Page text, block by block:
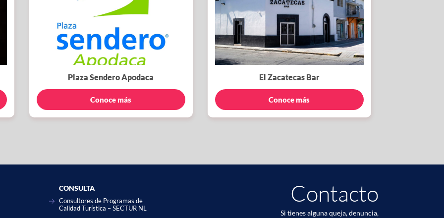
Plaza Sendero Apodaca
Conoce más
El Zacatecas Bar
Conoce más
CONSULTA
Consultores de Programas de
Calidad Turística – SECTUR NL
Contacto
Si tienes alguna queja, denuncia,